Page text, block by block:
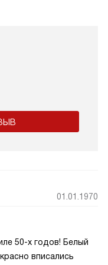
01.01.1970
50-х годов! Белый
вписались